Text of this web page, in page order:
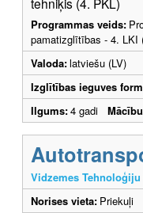
tehniķis (4. PKL)
Programmas veids:
pamatizglītības - 4. LKI
Valoda:latviešu (LV)
Izglītības ieguves
Ilgums:4 gadi
Vidzemes
Norises vieta: Priekuļi